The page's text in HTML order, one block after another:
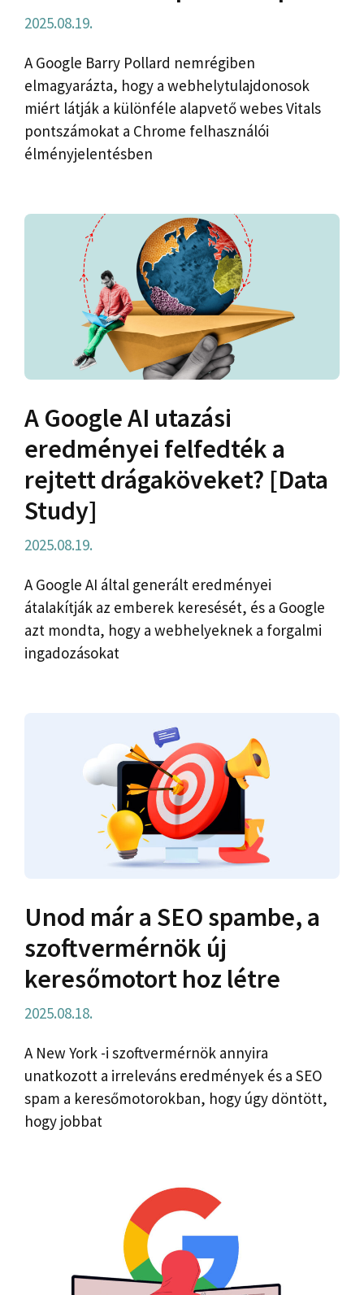
2025.08.19.
A Google Barry Pollard nemrégiben
elmagyarázta, hogy a webhelytulajdonosok
miért látják a különféle alapvető webes Vitals
pontszámokat a Chrome felhasználói
élményjelentésben
A Google AI utazási
eredményei felfedték a
rejtett drágaköveket? [Data
Study]
2025.08.19.
A Google AI által generált eredményei
átalakítják az emberek keresését, és a Google
azt mondta, hogy a webhelyeknek a forgalmi
ingadozásokat
Unod már a SEO spambe, a
szoftvermérnök új
keresőmotort hoz létre
2025.08.18.
A New York -i szoftvermérnök annyira
unatkozott a irreleváns eredmények és a SEO
spam a keresőmotorokban, hogy úgy döntött,
hogy jobbat